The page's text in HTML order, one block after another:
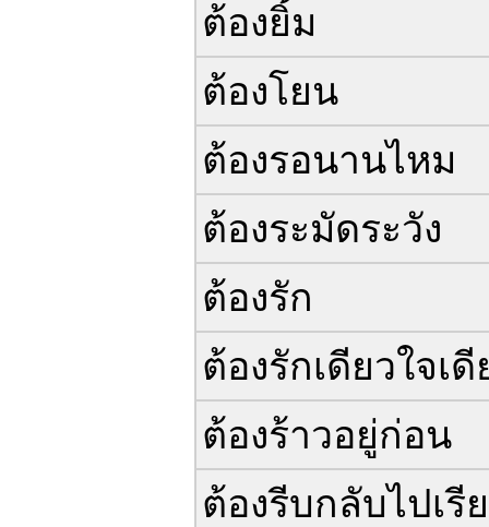
ต้องยิ้ม
ต้องโยน
ต้องรอนานไหม
ต้องระมัดระวัง
ต้องรัก
ต้องรักเดียวใจเดี
ต้องร้าวอยู่ก่อน
ต้องรีบกลับไปเรี